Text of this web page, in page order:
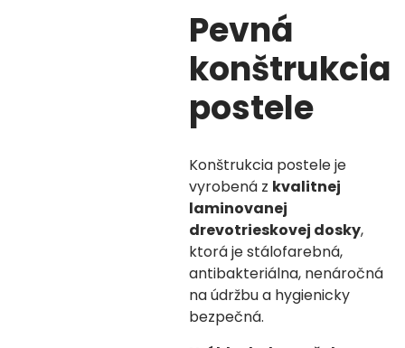
Pevná
konštrukcia
postele
Konštrukcia postele je
vyrobená z kvalitnej
laminovanej
drevotrieskovej dosky,
ktorá je stálofarebná,
antibakteriálna, nenáročná
na údržbu a hygienicky
bezpečná.